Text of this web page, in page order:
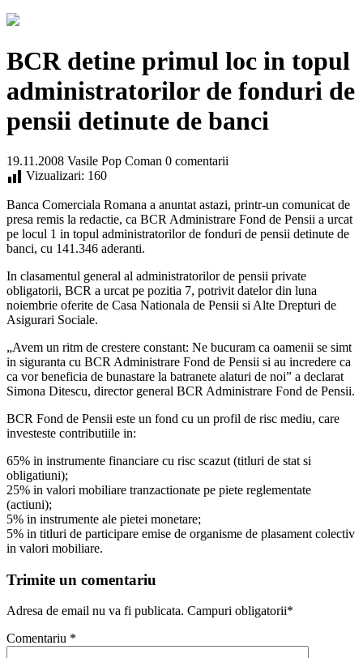
BCR detine primul loc in topul
administratorilor de fonduri de
pensii detinute de banci
19.11.2008 Vasile Pop Coman 0 comentarii
Vizualizari: 160
Banca Comerciala Romana a anuntat astazi, printr-un comunicat de
presa remis la redactie, ca BCR Administrare Fond de Pensii a urcat
pe locul 1 in topul administratorilor de fonduri de pensii detinute de
banci, cu 141.346 aderanti.
In clasamentul general al administratorilor de pensii private
obligatorii, BCR a urcat pe pozitia 7, potrivit datelor din luna
noiembrie oferite de Casa Nationala de Pensii si Alte Drepturi de
Asigurari Sociale.
„Avem un ritm de crestere constant: Ne bucuram ca oamenii se simt
in siguranta cu BCR Administrare Fond de Pensii si au incredere ca
ca vor beneficia de bunastare la batranete alaturi de noi” a declarat
Simona Ditescu, director general BCR Administrare Fond de Pensii.
BCR Fond de Pensii este un fond cu un profil de risc mediu, care
investeste contributiile in:
65% in instrumente financiare cu risc scazut (titluri de stat si
obligatiuni);
25% in valori mobiliare tranzactionate pe piete reglementate
(actiuni);
5% in instrumente ale pietei monetare;
5% in titluri de participare emise de organisme de plasament colectiv
in valori mobiliare.
Trimite un comentariu
Adresa de email nu va fi publicata. Campuri obligatorii*
Comentariu *